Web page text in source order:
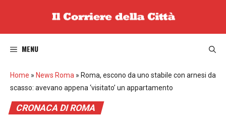
MENU
Home » News Roma » Roma, escono da uno stabile con arnesi da
scasso: avevano appena ‘visitato’ un appartamento
CRONACA DI ROMA